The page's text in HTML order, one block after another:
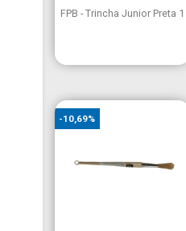
Vista rápida
FPB - Trincha Junior Preta 1
-10,69%